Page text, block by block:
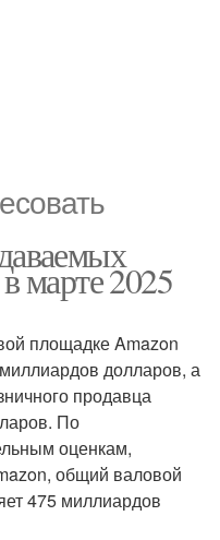
марте 2025
площадке Amazon
долларов, а
продавца
По
оценкам,
общий валовой
475 миллиардов